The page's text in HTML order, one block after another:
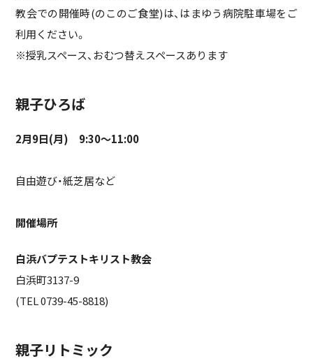
教会での開催時(のこのご食堂)は、はまゆう病院駐車場をご
利用ください。
※授乳スペース、おむつ替えスペースあります
親子ひろば
2月9日(月) 9:30〜11:00
自由遊び・紙芝居など
開催場所
白浜バプテストキリスト教会
白浜町3137-9
(TEL 0739-45-8818)
親子リトミック